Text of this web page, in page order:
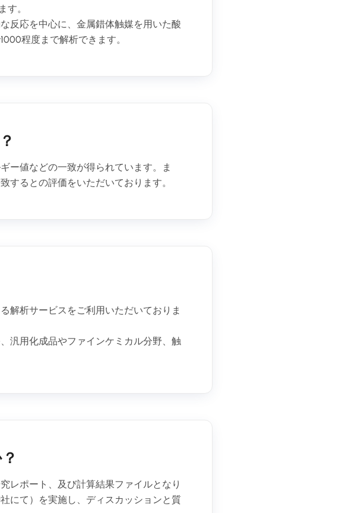
す。
反応を中心に、金属錯体触媒を用いた酸
程度まで解析できます。
ー値などの一致が得られています。ま
するとの評価をいただいております。
解析サービスをご利用いただいておりま
汎用化成品やファインケミカル分野、触
レポート、及び計算結果ファイルとなり
にて）を実施し、ディスカッションと質